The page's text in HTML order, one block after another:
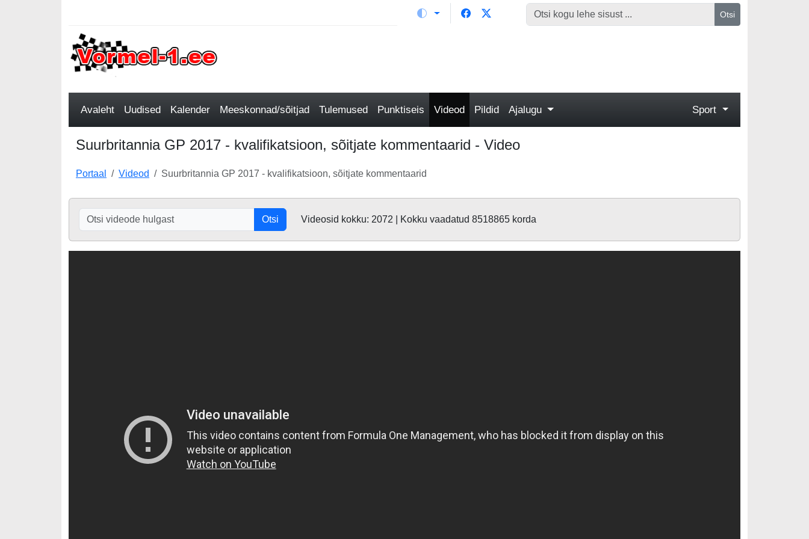
Otsi
Avaleht Uudised Kalender Meeskonnad/sõitjad Tulemused Punktiseis Videod Pildid Ajalugu Sport
Suurbritannia GP 2017 - kvalifikatsioon, sõitjate kommentaarid - Video
Portaal Videod Suurbritannia GP 2017 - kvalifikatsioon, sõitjate kommentaarid
Otsi Videosid kokku: 2072 | Kokku vaadatud 8518865 korda